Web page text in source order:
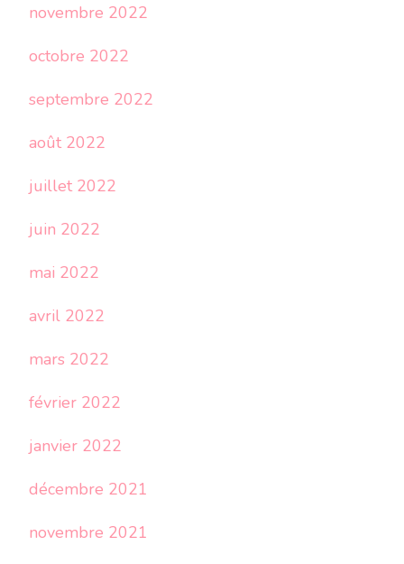
novembre 2022
octobre 2022
septembre 2022
août 2022
juillet 2022
juin 2022
mai 2022
avril 2022
mars 2022
février 2022
janvier 2022
décembre 2021
novembre 2021